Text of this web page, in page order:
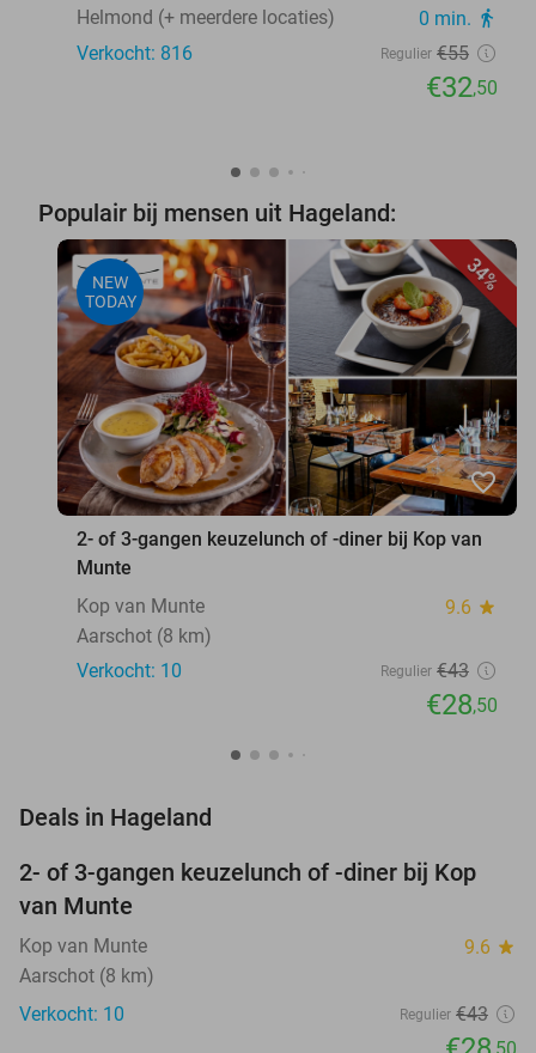
Helmond (+ meerdere locaties)
0 min. directions_walk
Verkocht: 816 Regulier €55
€32,50
Populair bij mensen uit Hageland:
34%
NEW
TODAY
favorite_border
2- of 3-gangen keuzelunch of -diner bij Kop van
Munte
Kop van Munte
9.6 star
Aarschot (8 km)
Verkocht: 10
Regulier €43
€28,50
Deals in Hageland
34%
TODAY
2- of 3-gangen keuzelunch of -diner bij Kop
van Munte
Kop van Munte 9.6 star
Aarschot (8 km)
Verkocht: 10
Regulier €43